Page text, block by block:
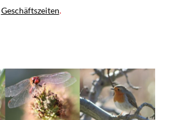
Geschäftszeiten.